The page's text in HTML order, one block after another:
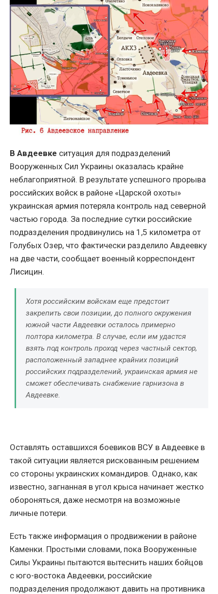
В Авдеевке ситуация для подразделений
Вооруженных Сил Украины оказалась крайне
неблагоприятной. В результате успешного прорыва
российских войск в районе «Царской охоты»
украинская армия потеряла контроль над северной
частью города. За последние сутки российские
подразделения продвинулись на 1,5 километра от
Голубых Озер, что фактически разделило Авдеевку
на две части, сообщает военный корреспондент
Лисицин.
Хотя российским войскам еще предстоит
закрепить свои позиции, до полного окружения
южной части Авдеевки осталось примерно
полтора километра. В случае, если им удастся
взять под контроль проход через частный сектор,
расположенный западнее крайних позиций
российских подразделений, украинская армия не
сможет обеспечивать снабжение гарнизона в
Авдеевке.
Оставлять оставшихся боевиков ВСУ в Авдеевке в
такой ситуации является рискованным решением
со стороны украинских командиров. Однако, как
известно, загнанная в угол крыса начинает жестко
обороняться, даже несмотря на возможные
личные потери.
Есть также информация о продвижении в районе
Каменки. Простыми словами, пока Вооруженные
Силы Украины пытаются вытеснить наших бойцов
с юго-востока Авдеевки, российские
подразделения продолжают давить на противника